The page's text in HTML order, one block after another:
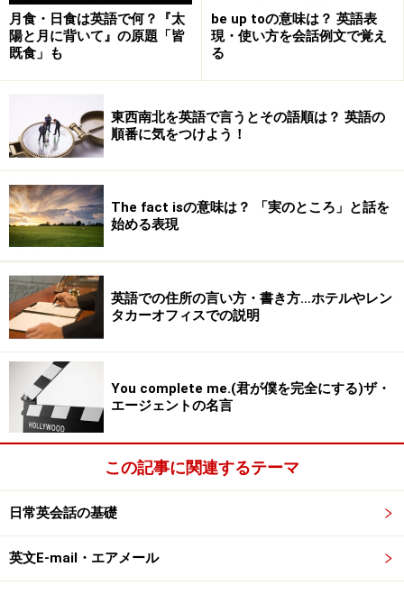
月食・日食は英語で何？『太
陽と月に背いて』の原題「皆
既食」も
be up toの意味は？ 英語表
現・使い方を会話例文で覚え
る
東西南北を英語で言うとその語順は？ 英語の
順番に気をつけよう！
The fact isの意味は？ 「実のところ」と話を
始める表現
英語での住所の言い方・書き方…ホテルやレン
タカーオフィスでの説明
You complete me.(君が僕を完全にする)ザ・
エージェントの名言
この記事に関連するテーマ
日常英会話の基礎
英文E-mail・エアメール